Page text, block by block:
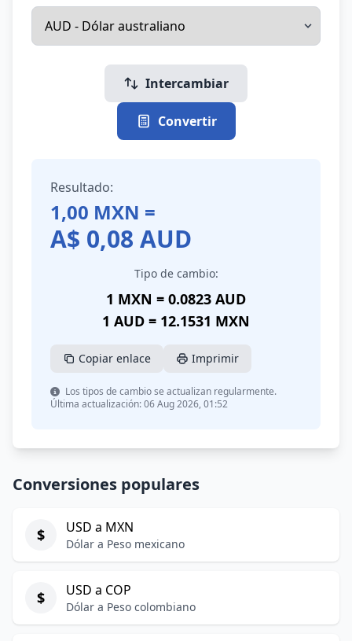
Intercambiar
Convertir
Resultado:
1,00 MXN =
A$ 0,08 AUD
Tipo de cambio:
1 MXN = 0.0823 AUD
1 AUD = 12.1531 MXN
Copiar enlace Imprimir
Los tipos de cambio se actualizan regularmente.
Última actualización: 06 Aug 2026, 01:52
Conversiones populares
$ USD a MXN
Dólar a Peso mexicano
$ USD a COP
Dólar a Peso colombiano